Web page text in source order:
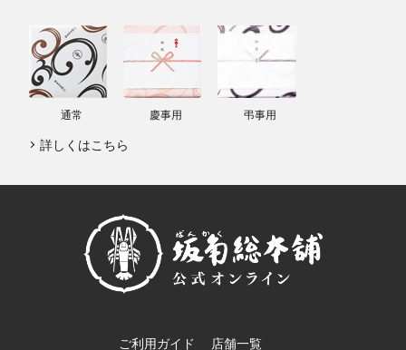
通常 慶事用 弔事用
詳しくはこちら
ご利用ガイド 店舗一覧